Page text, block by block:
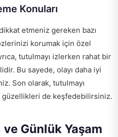
Konuları
etmeniz gereken bazı
korumak için özel
tutulmayı izlerken rahat bir
Bu sayede, olayı daha iyi
Son olarak, tutulmayı
de keşfedebilirsiniz.
ve Günlük Yaşam